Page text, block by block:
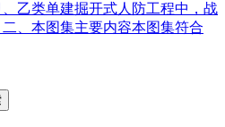
乙类单建掘开式人防工程中，战
、本图集主要内容本图集符合